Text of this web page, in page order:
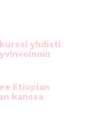
yhdisti
Etiopian
kanssa